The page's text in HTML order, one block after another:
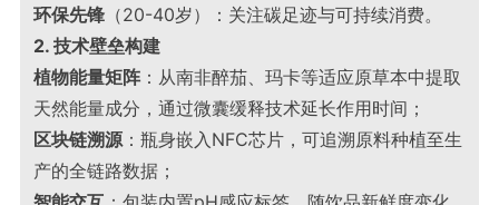
环保先锋 （20-40岁）：关注碳足迹与可持续消费。
2. 技术壁垒构建
植物能量矩阵：从南非醉茄、玛卡等适应原草本中提取
天然能量成分，通过微囊缓释技术延长作用时间；
区块链溯源：瓶身嵌入NFC芯片，可追溯原料种植至生
产的全链路数据；